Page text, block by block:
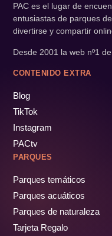
PAC es el lugar de
entusiastas de parques
divertirse y compartir
Desde 2001 la web nº1
CONTENIDO EXTRA
Blog
TikTok
Instagram
PACtv
PARQUES
Parques temáticos
Parques acuáticos
Parques de naturaleza
Tarjeta Regalo